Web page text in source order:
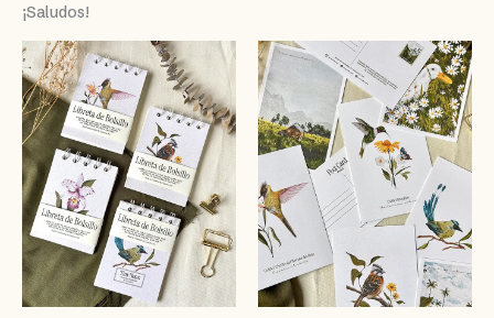
¡Saludos!